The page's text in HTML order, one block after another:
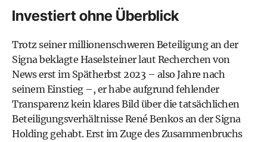
Investiert ohne Überblick
Trotz seiner millionenschweren Beteiligung an der
Signa beklagte Haselsteiner laut Recherchen von
News erst im Spätherbst 2023 – also Jahre nach
seinem Einstieg –, er habe aufgrund fehlender
Transparenz kein klares Bild über die tatsächlichen
Beteiligungsverhältnisse René Benkos an der Signa
Holding gehabt. Erst im Zuge des Zusammenbruchs